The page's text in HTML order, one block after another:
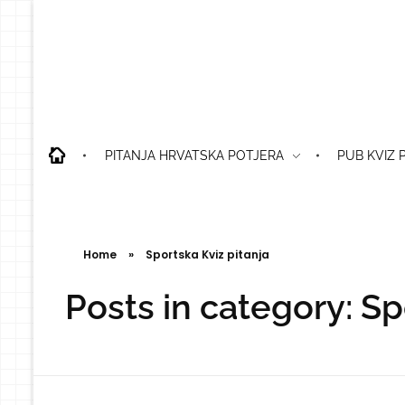
PITANJA HRVATSKA POTJERA
PUB KVIZ
Home » Sportska Kviz pitanja
Posts in category: